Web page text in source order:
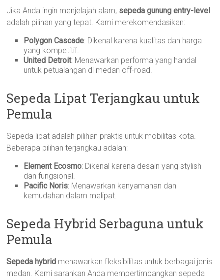
Jika Anda ingin menjelajah alam, sepeda gunung entry-level
adalah pilihan yang tepat. Kami merekomendasikan:
Polygon Cascade: Dikenal karena kualitas dan harga
yang kompetitif.
United Detroit: Menawarkan performa yang handal
untuk petualangan di medan off-road.
Sepeda Lipat Terjangkau untuk
Pemula
Sepeda lipat adalah pilihan praktis untuk mobilitas kota.
Beberapa pilihan terjangkau adalah:
Element Ecosmo: Dikenal karena desain yang stylish
dan fungsional.
Pacific Noris: Menawarkan kenyamanan dan
kemudahan dalam melipat.
Sepeda Hybrid Serbaguna untuk
Pemula
Sepeda hybrid menawarkan fleksibilitas untuk berbagai jenis
medan. Kami sarankan Anda mempertimbangkan sepeda